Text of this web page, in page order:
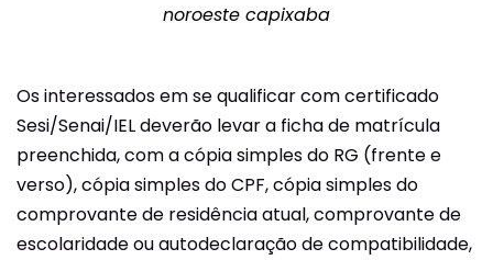
noroeste capixaba
Os interessados em se qualificar com certificado
Sesi/Senai/IEL deverão levar a ficha de matrícula
preenchida, com a cópia simples do RG (frente e
verso), cópia simples do CPF, cópia simples do
comprovante de residência atual, comprovante de
escolaridade ou autodeclaração de compatibilidade,